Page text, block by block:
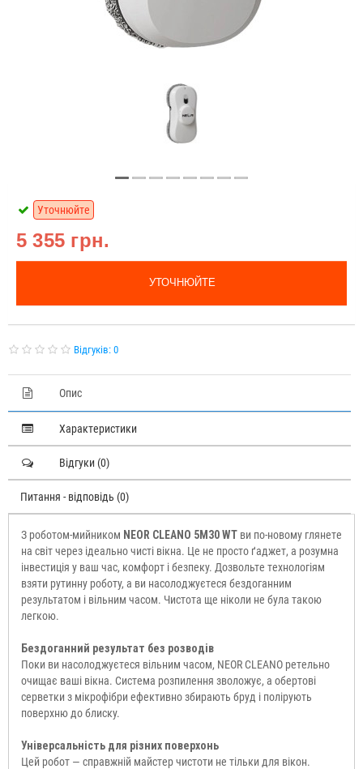
5 355 грн.
Уточнюйте
УТОЧНЮЙТЕ
Відгуків: 0
Опис
Характеристики
Відгуки (0)
Питання - відповідь (0)
З роботом-мийником NEOR CLEANO 5M30 WT ви по-новому глянете
на світ через ідеально чисті вікна. Це не просто ґаджет, а розумна
інвестиція у ваш час, комфорт і безпеку. Дозвольте технологіям
взяти рутинну роботу, а ви насолоджуєтеся бездоганним
результатом і вільним часом. Чистота ще ніколи не була такою
легкою.
Бездоганний результат без розводів
Поки ви насолоджуєтеся вільним часом, NEOR CLEANO ретельно
очищає ваші вікна. Система розпилення зволожує, а обертові
серветки з мікрофібри ефективно збирають бруд і полірують
поверхню до блиску.
Універсальність для різних поверхонь
Цей робот — справжній майстер чистоти не тільки для вікон.